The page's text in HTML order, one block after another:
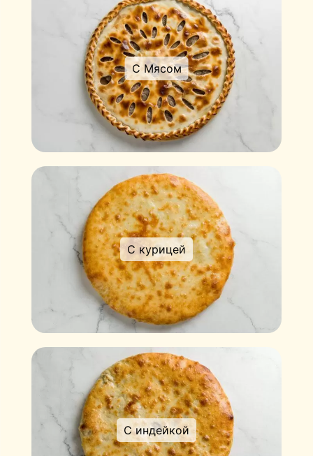
С Мясом
С курицей
С индейкой